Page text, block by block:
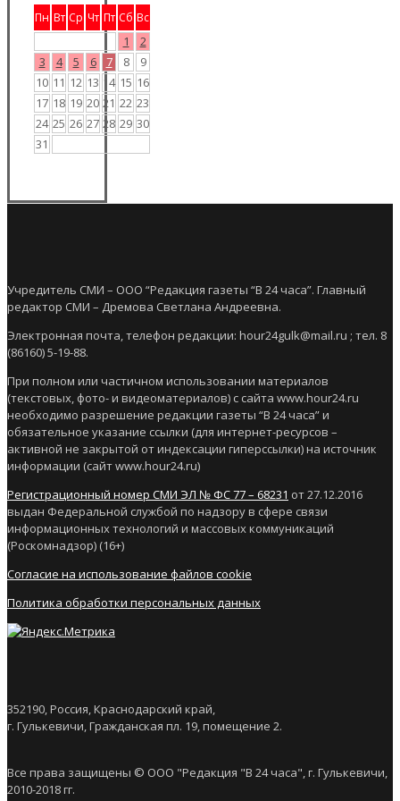
Пн Вт Ср Чт Пт Сб Вс
1
2
3
4 5 6 7 8
9
10 11 12 13 14 15 16
17 18 19 20 21 22 23
24 25 26 27 28 29 30
31
Учредитель СМИ – ООО “Редакция газеты “В 24 часа”. Главный
редактор СМИ – Дремова Светлана Андреевна.
Электронная почта, телефон редакции: hour24gulk@mail.ru ; тел. 8
(86160) 5-19-88.
При полном или частичном использовании материалов
(текстовых, фото- и видеоматериалов) с сайта www.hour24.ru
необходимо разрешение редакции газеты “В 24 часа” и
обязательное указание ссылки (для интернет-ресурсов –
активной не закрытой от индексации гиперссылки) на источник
информации (сайт www.hour24.ru)
Регистрационный номер СМИ ЭЛ № ФС 77 – 68231 от 27.12.2016
выдан Федеральной службой по надзору в сфере связи
информационных технологий и массовых коммуникаций
(Роскомнадзор) (16+)
Согласие на использование файлов cookie
Политика обработки персональных данных
352190, Россия, Краснодарский край,
г. Гулькевичи, Гражданская пл. 19, помещение 2.
Все права защищены © ООО "Редакция "В 24 часа", г. Гулькевичи,
2010-2018 гг.